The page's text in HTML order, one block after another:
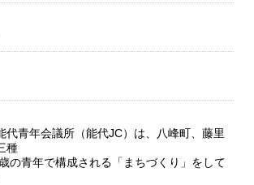
代青年会議所（能代JC）は、八峰町、藤里
種
の青年で構成される「まちづくり」をして